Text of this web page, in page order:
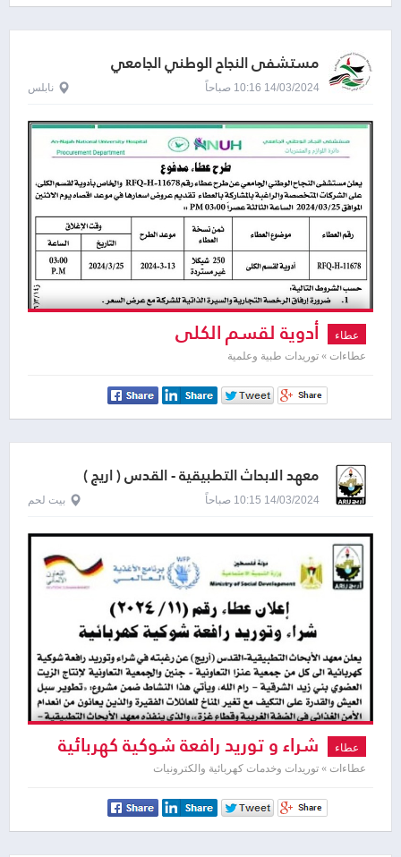
مستشفى النجاح الوطني الجامعي
14/03/2024 10:16 صباحاً نابلس
عطاء أدوية لقسم الكلى
عطاءات » توريدات طبية وعلمية
معهد الابحاث التطبيقية - القدس ( اريج )
14/03/2024 10:15 صباحاً بيت لحم
عطاء شراء و توريد رافعة شوكية كهربائية
عطاءات » توريدات وخدمات كهربائية والكترونيات